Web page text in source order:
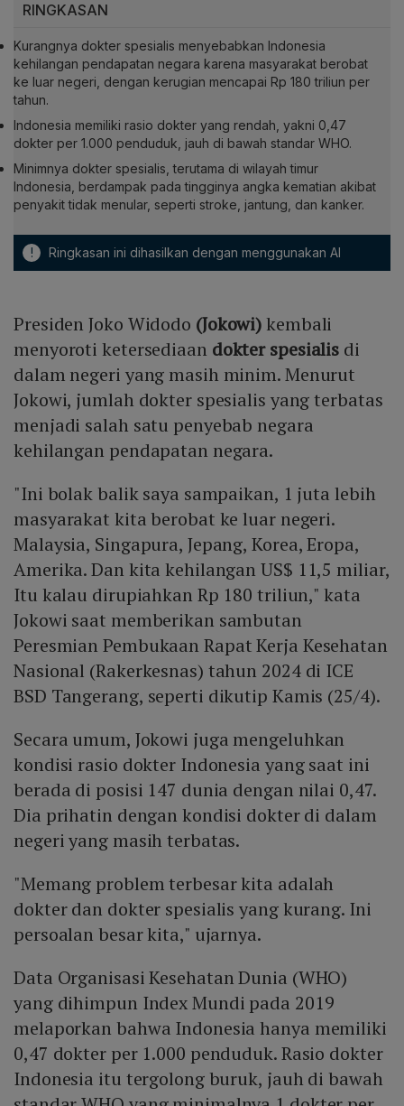
RINGKASAN
Kurangnya dokter spesialis menyebabkan Indonesia
kehilangan pendapatan negara karena masyarakat berobat
ke luar negeri, dengan kerugian mencapai Rp 180 triliun per
tahun.
Indonesia memiliki rasio dokter yang rendah, yakni 0,47
dokter per 1.000 penduduk, jauh di bawah standar WHO.
Minimnya dokter spesialis, terutama di wilayah timur
Indonesia, berdampak pada tingginya angka kematian akibat
penyakit tidak menular, seperti stroke, jantung, dan kanker.
! Ringkasan ini dihasilkan dengan menggunakan AI
Presiden Joko Widodo (Jokowi)kembali
menyoroti ketersediaan dokter spesialis di
dalam negeri yang masih minim. Menurut
Jokowi, jumlah dokter spesialis yang terbatas
menjadi salah satu penyebab negara
kehilangan pendapatan negara.
"Ini bolak balik saya sampaikan, 1 juta lebih
masyarakat kita berobat ke luar negeri.
Malaysia, Singapura, Jepang, Korea, Eropa,
Amerika. Dan kita kehilangan US$ 11,5 miliar,
Itu kalau dirupiahkan Rp 180 triliun," kata
Jokowi saat memberikan sambutan
Peresmian Pembukaan Rapat Kerja Kesehatan
Nasional (Rakerkesnas) tahun 2024 di ICE
BSD Tangerang, seperti dikutip Kamis (25/4).
Secara umum, Jokowi juga mengeluhkan
kondisi rasio dokter Indonesia yang saat ini
berada di posisi 147 dunia dengan nilai 0,47.
Dia prihatin dengan kondisi dokter di dalam
negeri yang masih terbatas.
"Memang problem terbesar kita adalah
dokter dan dokter spesialis yang kurang. Ini
persoalan besar kita," ujarnya.
Data Organisasi Kesehatan Dunia (WHO)
yang dihimpun Index Mundi pada 2019
melaporkan bahwa Indonesia hanya memiliki
0,47 dokter per 1.000 penduduk. Rasio dokter
Indonesia itu tergolong buruk, jauh di bawah